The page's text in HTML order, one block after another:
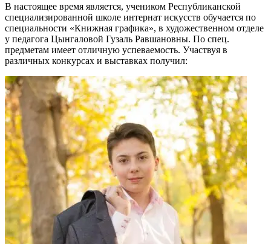
В настоящее время является, учеником Республиканской
специализированной школе интернат искусств обучается по
специальности «Книжная графика», в художественном отделе
у педагога Цынгаловой Гузаль Равшановны. По спец.
предметам имеет отличную успеваемость. Участвуя в
различных конкурсах и выставках получил: